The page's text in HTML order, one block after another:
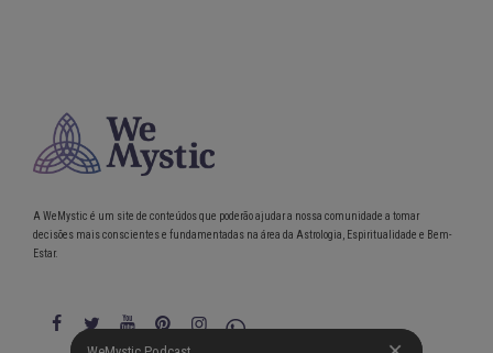
A WeMystic é um site de conteúdos que poderão ajudar a nossa comunidade a tomar
decisões mais conscientes e fundamentadas na área da Astrologia, Espiritualidade e Bem-
Estar.